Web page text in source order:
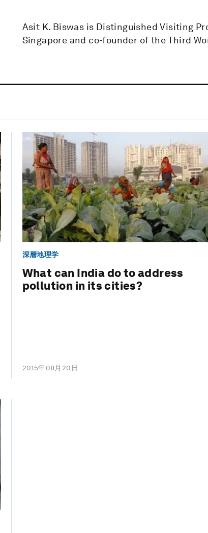
Asit K. Biswas is Distinguished Visiting
Singapore and co-founder of the Third
深層地理学
What can India do to address
pollution in its cities?
2015年08月20日